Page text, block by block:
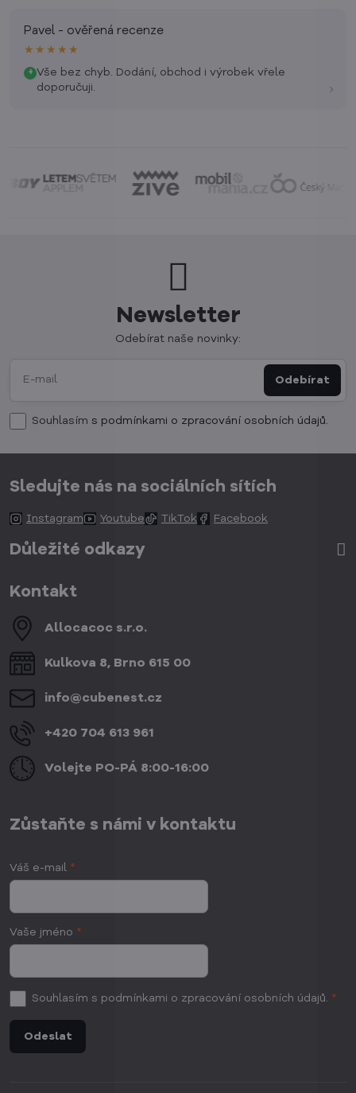
Pavel - ověřená recenze
★★★★★
+ Vše bez chyb. Dodání, obchod i výrobek vřele
doporučuji.
›
Newsletter
Odebírat naše novinky:
Odebírat
Souhlasím s podmínkami o zpracování osobních údajů.
Sledujte nás na sociálních sítích
Instagram Youtube TikTok Facebook
Důležité odkazy
Kontakt
Allocacoc s​.r​.o​.
Kulkova 8, Brno 615 00
info​@cubenest​.cz
+420 704 613 961
Volejte PO-PÁ 8:00-16:00
Zůstaňte s námi v kontaktu
Váš e-mail *
Vaše jméno *
Souhlasím s podmínkami o zpracování osobních údajů. *
Odeslat